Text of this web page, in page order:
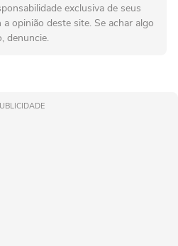
exclusiva de seus
opinião deste site. Se achar algo
denuncie.